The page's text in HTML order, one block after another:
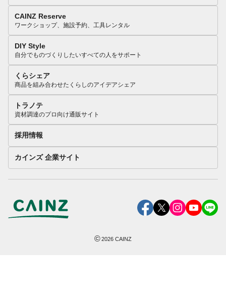
CAINZ Reserve
ワークショップ、施設予約、工具レンタル
DIY Style
自分でものづくりしたいすべての人をサポート
くらシェア
商品を組み合わせたくらしのアイデアシェア
トラノテ
資材調達のプロ向け通販サイト
採用情報
カインズ 企業サイト
©2026 CAINZ